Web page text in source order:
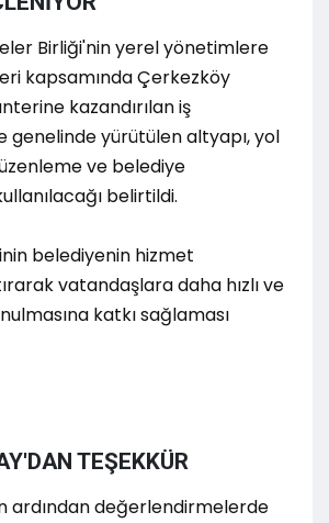
Birliği'nin yerel yönetimlere
kapsamında Çerkezköy
kazandırılan iş
genelinde yürütülen altyapı, yol
ve belediye
belirtildi.
belediyenin hizmet
vatandaşlara daha hızlı ve
katkı sağlaması
TEŞEKKÜR
ardından değerlendirmelerde